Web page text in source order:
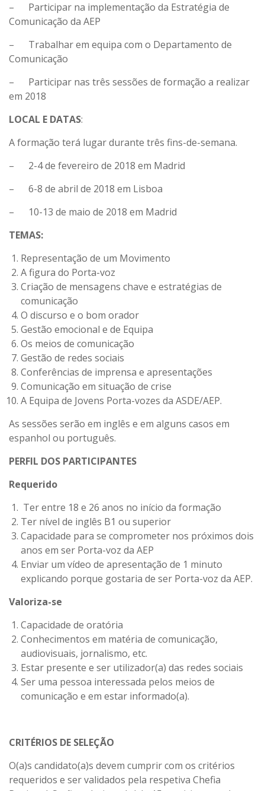
– Participar na implementação da Estratégia de
Comunicação da AEP
– Trabalhar em equipa com o Departamento de
Comunicação
– Participar nas três sessões de formação a realizar
em 2018
LOCAL E DATAS:
A formação terá lugar durante três fins-de-semana.
– 2-4 de fevereiro de 2018 em Madrid
– 6-8 de abril de 2018 em Lisboa
– 10-13 de maio de 2018 em Madrid
TEMAS:
Representação de um Movimento
A figura do Porta-voz
Criação de mensagens chave e estratégias de
comunicação
O discurso e o bom orador
Gestão emocional e de Equipa
Os meios de comunicação
Gestão de redes sociais
Conferências de imprensa e apresentações
Comunicação em situação de crise
A Equipa de Jovens Porta-vozes da ASDE/AEP.
As sessões serão em inglês e em alguns casos em
espanhol ou português.
PERFIL DOS PARTICIPANTES
Requerido
Ter entre 18 e 26 anos no início da formação
Ter nível de inglês B1 ou superior
Capacidade para se comprometer nos próximos dois
anos em ser Porta-voz da AEP
Enviar um vídeo de apresentação de 1 minuto
explicando porque gostaria de ser Porta-voz da AEP.
Valoriza-se
Capacidade de oratória
Conhecimentos em matéria de comunicação,
audiovisuais, jornalismo, etc.
Estar presente e ser utilizador(a) das redes sociais
Ser uma pessoa interessada pelos meios de
comunicação e em estar informado(a).
CRITÉRIOS DE SELEÇÃO
O(a)s candidato(a)s devem cumprir com os critérios
requeridos e ser validados pela respetiva Chefia